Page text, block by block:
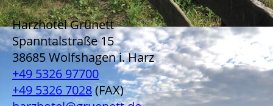
Harzhotel Grünett
Spanntalstraße 15
38685 Wolfshagen i. Harz
+49 5326 97700
+49 5326 7028(FAX)